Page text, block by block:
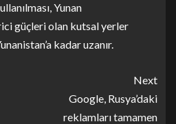
Yunan
güçleri olan kutsal yerler
kadar uzanır.
Next
Google, Rusya’daki
reklamları tamamen